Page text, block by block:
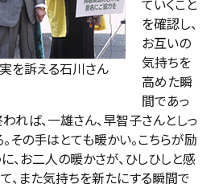
を訴える石川さん
ていくこと
を確認し、
お互いの
気持ちを
高めた瞬
間であっ
れば、一雄さん、早智子さんとしっ
その手はとても暖かい。こちらが励
、お二人の暖かさが、ひしひしと感
、また気持ちを新たにする瞬間で